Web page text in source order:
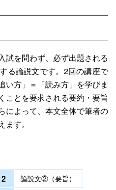
試を問わず、必ず出題される
る論説文です。2回の講座で
い方」＝「読み方」を学びま
ことを要求される要約・要旨
によって、本文全体で筆者の
す。
2 論説文②（要旨）